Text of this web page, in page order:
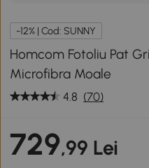
-12% | Cod: SUNNY
Homcom Fotoliu Pat
Microfibra Moale
4.8 (70)
729,99 Lei